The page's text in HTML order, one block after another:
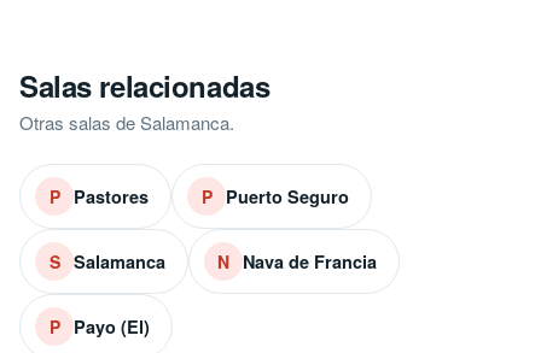
Salas relacionadas
Otras salas de Salamanca.
P Pastores P Puerto Seguro
S Salamanca N Nava de Francia
P Payo (El)